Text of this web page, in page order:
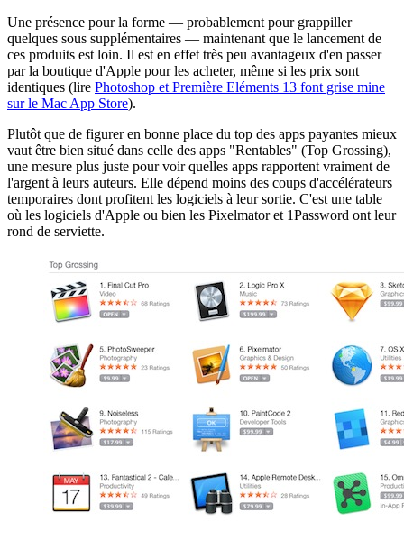
Une présence pour la forme — probablement pour grappiller
quelques sous supplémentaires — maintenant que le lancement de
ces produits est loin. Il est en effet très peu avantageux d'en passer
par la boutique d'Apple pour les acheter, même si les prix sont
identiques (lire Photoshop et Première Eléments 13 font grise mine
sur le Mac App Store).
Plutôt que de figurer en bonne place du top des apps payantes mieux
vaut être bien situé dans celle des apps "Rentables" (Top Grossing),
une mesure plus juste pour voir quelles apps rapportent vraiment de
l'argent à leurs auteurs. Elle dépend moins des coups d'accélérateurs
temporaires dont profitent les logiciels à leur sortie. C'est une table
où les logiciels d'Apple ou bien les Pixelmator et 1Password ont leur
rond de serviette.